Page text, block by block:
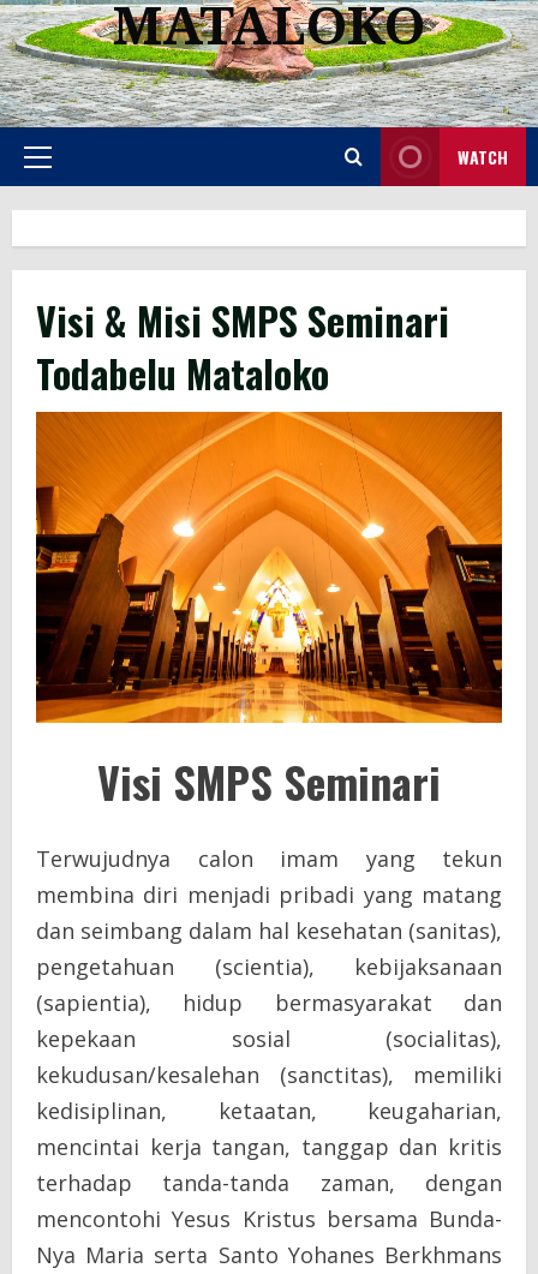
MATALOKO
Primary
WATCH
Visi & Misi SMPS Seminari
Todabelu Mataloko
Visi SMPS Seminari
Terwujudnya calon imam yang tekun
membina diri menjadi pribadi yang matang
dan seimbang dalam hal kesehatan (sanitas),
pengetahuan (scientia), kebijaksanaan
(sapientia), hidup bermasyarakat dan
kepekaan sosial (socialitas),
kekudusan/kesalehan (sanctitas), memiliki
kedisiplinan, ketaatan, keugaharian,
mencintai kerja tangan, tanggap dan kritis
terhadap tanda-tanda zaman, dengan
mencontohi Yesus Kristus bersama Bunda-
Nya Maria serta Santo Yohanes Berkhmans